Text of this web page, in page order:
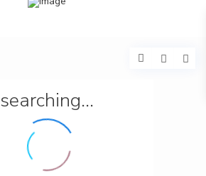
searching...